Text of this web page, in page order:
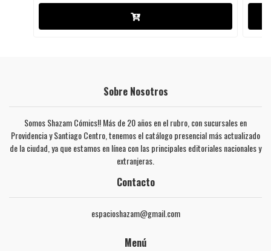
Sobre Nosotros
Somos Shazam Cómics!! Más de 20 años en el rubro, con sucursales en
Providencia y Santiago Centro, tenemos el catálogo presencial más actualizado
de la ciudad, ya que estamos en línea con las principales editoriales nacionales y
extranjeras.
Contacto
espacioshazam@gmail.com
Menú